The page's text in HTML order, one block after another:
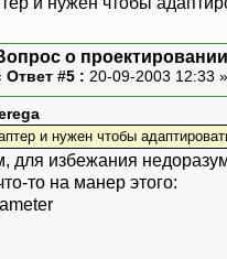
о проектировании
Ответ #5 : 20-09-2003 12:33 »
и нужен чтобы
для избежания
то на манер этого: